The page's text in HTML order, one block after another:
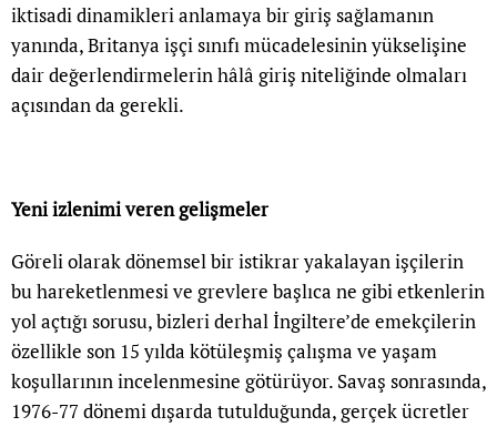
iktisadi dinamikleri anlamaya bir giriş sağlamanın
yanında, Britanya işçi sınıfı mücadelesinin yükselişine
dair değerlendirmelerin hâlâ giriş niteliğinde olmaları
açısından da gerekli.
Yeni izlenimi veren gelişmeler
Göreli olarak dönemsel bir istikrar yakalayan işçilerin
bu hareketlenmesi ve grevlere başlıca ne gibi etkenlerin
yol açtığı sorusu, bizleri derhal İngiltere’de emekçilerin
özellikle son 15 yılda kötüleşmiş çalışma ve yaşam
koşullarının incelenmesine götürüyor. Savaş sonrasında,
1976-77 dönemi dışarda tutulduğunda, gerçek ücretler